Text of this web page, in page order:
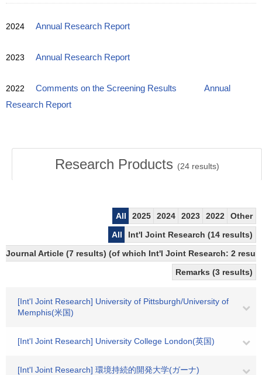
2024 Annual Research Report
2023 Annual Research Report
2022 Comments on the Screening Results
Annual
Research Report
Research Products (24results)
All 2025 2024 2023 2022
Other
All
Int'l Joint Research (14 results)
Journal Article (7 results) (of which Int'l Joint Research: 2
Remarks (3 results)
[Int'l Joint Research] University of Pittsburgh/University of
Memphis(米国)
[Int'l Joint Research] University College London(英国)
[Int'l Joint Research] 環境持続的開発大学(ガーナ)